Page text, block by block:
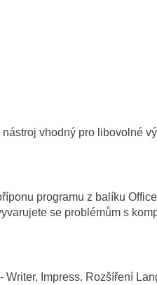
vhodný pro libovolné
programu z balíku
se problémům s
Impress. Rozšíření